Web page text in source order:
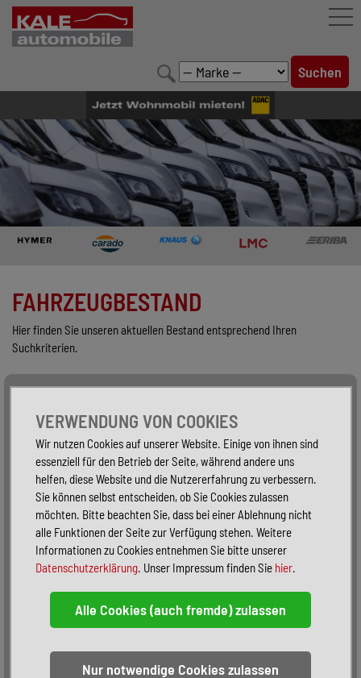
FAHRZEUGBESTAND
LEISTUNGEN
KONFIGURATOR
MARKENWELT
UNTERNEHMEN
FAHRZEUGBESTAND
Hier finden Sie unseren aktuellen Bestand entsprechend Ihren
Suchkriterien.
Alle Fahrzeuge
VERWENDUNG VON COOKIES
Wir nutzen Cookies auf unserer Website. Einige von ihnen sind
essenziell für den Betrieb der Seite, während andere uns
helfen, diese Website und die Nutzererfahrung zu verbessern.
Sie können selbst entscheiden, ob Sie Cookies zulassen
möchten. Bitte beachten Sie, dass bei einer Ablehnung nicht
alle Funktionen der Seite zur Verfügung stehen. Weitere
Informationen zu Cookies entnehmen Sie bitte unserer
Datenschutzerklärung. Unser Impressum finden Sie hier.